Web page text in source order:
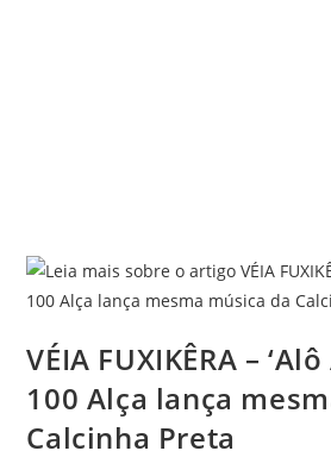
VÉIA FUXIKÊRA –
100 Alça lança
Calcinha Preta